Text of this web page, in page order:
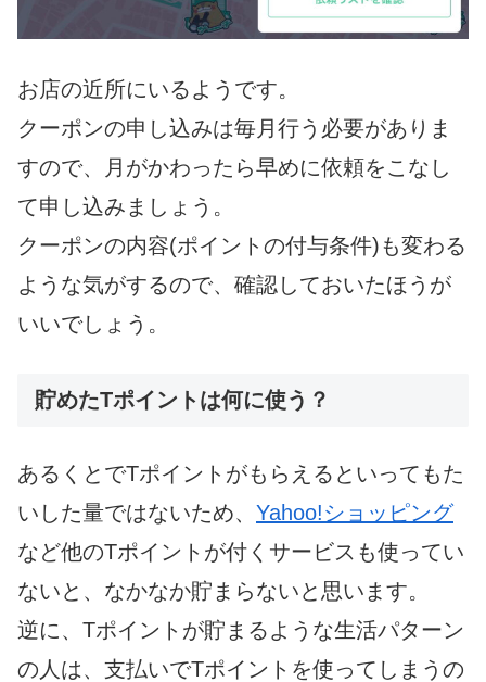
お店の近所にいるようです。
クーポンの申し込みは毎月行う必要がありま
すので、月がかわったら早めに依頼をこなし
て申し込みましょう。
クーポンの内容(ポイントの付与条件)も変わる
ような気がするので、確認しておいたほうが
いいでしょう。
貯めたTポイントは何に使う？
あるくとでTポイントがもらえるといってもた
いした量ではないため、 Yahoo!ショッピング
など他のTポイントが付くサービスも使ってい
ないと、なかなか貯まらないと思います。
逆に、Tポイントが貯まるような生活パターン
の人は、支払いでTポイントを使ってしまうの